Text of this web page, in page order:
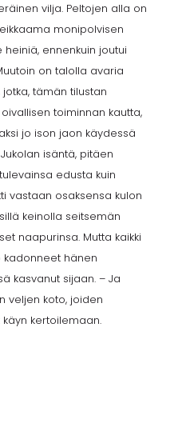
vilja. Peltojen alla on
monipolvisen
ennenkuin joutui
on talolla avaria
tämän tilustan
toiminnan kautta,
jo ison jaon käydessä
isäntä, pitäen
edusta kuin
vastaan osaksensa kulon
keinolla seitsemän
naapurinsa. Mutta kaikki
kadonneet hänen
kasvanut sijaan. – Ja
veljen koto, joiden
kertoilemaan.